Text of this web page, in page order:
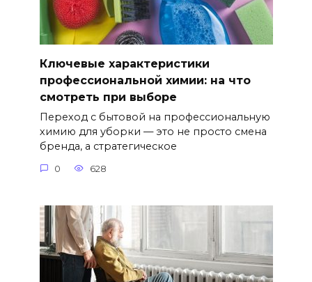
Ключевые характеристики
профессиональной химии: на что
смотреть при выборе
Переход с бытовой на профессиональную
химию для уборки — это не просто смена
бренда, а стратегическое
0 628